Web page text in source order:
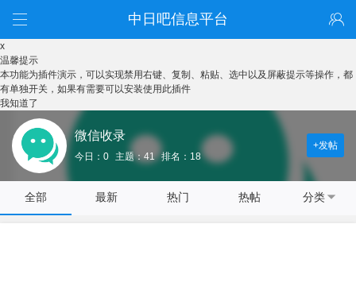
中日吧信息平台
x
温馨提示
本功能为插件演示，可以实现禁用右键、复制、粘贴、选中以及屏蔽提示等操作，都
有单独开关，如果有需要可以安装使用此插件
我知道了
微信收录
今日：0 主题：41 排名：18
+发帖
全部 最新 热门 热帖 分类